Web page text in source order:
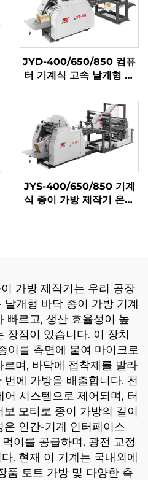
JYD-400/650/850 컴퓨
터 기계식 고속 날개형 종
JYS-400/650/850 기계
식 종이 가방 제작기 온라
가방 제작기는 우리 공장
개형 바닥 종이 가방 기계
빠르고, 생산 효율성이 높
장점이 있습니다. 이 장치
이를 측면에 붙여 마이크로
며, 바닥에 접착제를 발라
에 가방을 배출합니다. 전
시스템으로 제어되며, 터
모터로 종이 가방의 길이
인간-기계 인터페이스
이를 공급하며, 광전 교정
. 현재 이 기계는 국내외에
품 토트 가방 및 다양한 측